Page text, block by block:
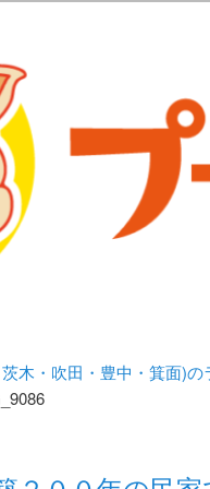
腹日記 |
のランチ＆
木・吹田・豊中・箕面)